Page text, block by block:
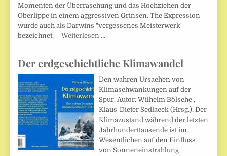
Momenten der Überraschung und das Hochziehen der
Oberlippe in einem aggressiven Grinsen. The Expression
wurde auch als Darwins "vergessenes Meisterwerk"
bezeichnet.Weiterlesen …
Der erdgeschichtliche Klimawandel
Den wahren Ursachen von
Klimaschwankungen auf der
Spur. Autor: Wilhelm Bölsche ,
Klaus-Dieter Sedlacek (Hrsg.). Der
Klimazustand während der letzten
Jahrhunderttausende ist im
Wesentlichen auf den Einfluss
von Sonneneinstrahlung